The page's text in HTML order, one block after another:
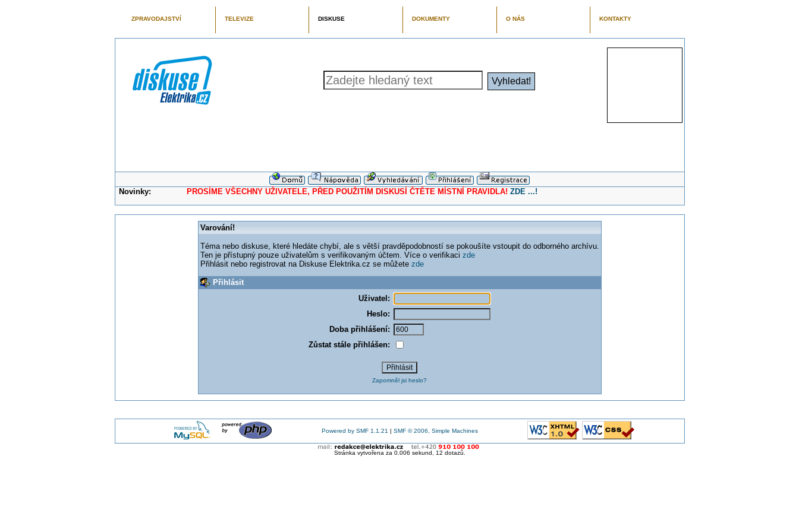
ZPRAVODAJSTVÍ TELEVIZE DISKUSE DOKUMENTY O NÁS KONTAKTY
Novinky: PROSÍME VŠECHNY UŽIVATELE, PŘED POUŽITÍM DISKUSÍ ČTĚTE MÍSTNÍ PRAVIDLA! ZDE ...!
Varování!
Téma nebo diskuse, které hledáte chybí, ale s větší pravděpodobností se pokoušíte vstoupit do odborného archívu.
Ten je přístupný pouze uživatelům s verifikovaným účtem. Více o verifikaci zde
Přihlásit nebo registrovat na Diskuse Elektrika.cz se můžete zde
Přihlásit
Uživatel:
Heslo:
Doba přihlášení:
Zůstat stále přihlášen:
Zapomněl jsi heslo?
Powered by SMF 1.1.21 | SMF © 2006, Simple Machines
Stránka vytvořena za 0.006 sekund, 12 dotazů.